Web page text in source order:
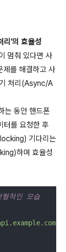
리'의 효율성
멈춰 있다면 사
제를 해결하고 사
처리(Async/A
는 동안 핸드폰
터를 요청한 후
기다리는
하며 효율성
적인 모습